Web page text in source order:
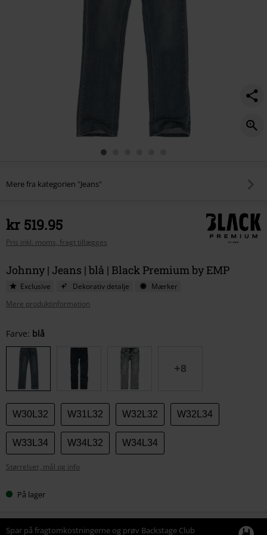
Mere fra kategorien "Jeans"
kr 519.95
Pris inkl. moms, fragt tillægges
Johnny | Jeans | blå | Black Premium by EMP
Exclusive Dekorativ detalje
Mærker
Mere produktinformation
Vælg
din
størrelse
Farve: blå
+8
W30L32 W31L32 W32L32 W32L34
W33L34 W34L32 W34L34
Størrelser, mål og info
På lager
Spar på fragtomkostningerne og prøv Backstage Club